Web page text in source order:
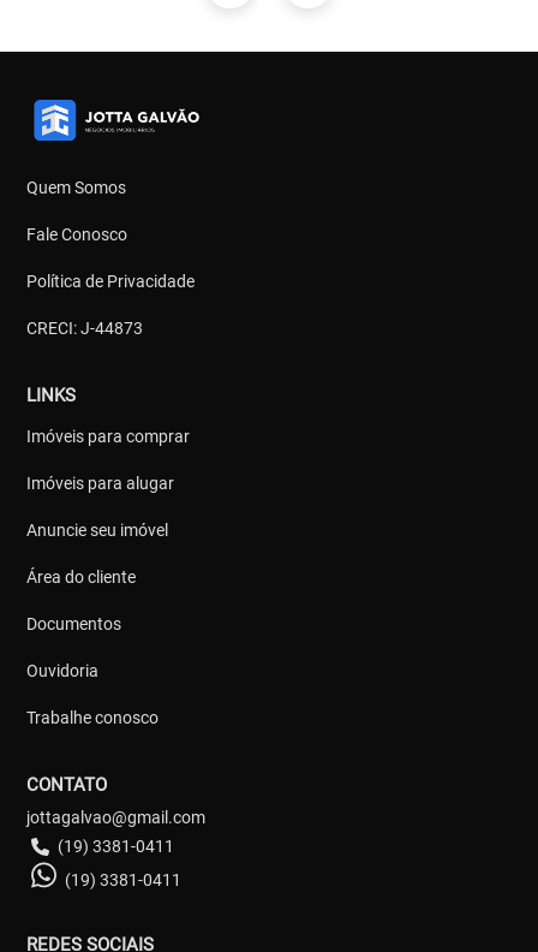
Quem Somos
Fale Conosco
Política de Privacidade
CRECI: J-44873
LINKS
Imóveis para comprar
Imóveis para alugar
Anuncie seu imóvel
Área do cliente
Documentos
Ouvidoria
Trabalhe conosco
CONTATO
jottagalvao@gmail.com
(19) 3381-0411
(19) 3381-0411
REDES SOCIAIS